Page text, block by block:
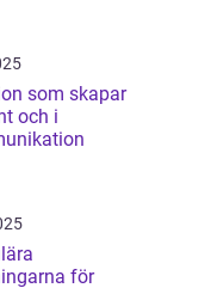
som skapar
och i
för